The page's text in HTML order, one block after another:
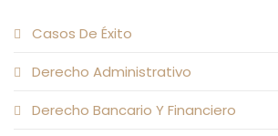
Casos De Éxito
Derecho Administrativo
Derecho Bancario Y Financiero